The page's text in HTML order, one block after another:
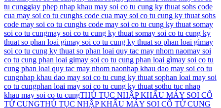
tu cunggiay phep nhap khau may soi co tu cung ky thuat sohs code
cua may soi co tu cunghs code cua may soi co tu cung ky thuat sohs
code may soi co tu cunghs code may soi co tu cung ky thuat somay
soi co tu cungmay soi co tu cung ky thuat somay soi co tu cung ky
thuat so phan loai gimay soi co tu cung ky thuat so phan loai gìmay
soi co tu cung ky thuat so phan loai quy tac may nhom naomay soi
co tu cung phan loai gimay soi co tu cung phan loai gìmay soi co tu
cung phan loai quy tac may nhom naonhap khau dao may soi co tu
cungnhap khau dao may soi co tu cung ky thuat sophan loai may soi
co tu cungphan loai may soi co tu cung ky thuat sothu tuc nhap
khau may soi co tu cungTHỦ TỤC NHẬP KHẨU MÁY SOI CỔ
TỬ CUNGTHỦ TỤC NHẬP KHẨU MÁY SOI CỔ TỬ CUNG